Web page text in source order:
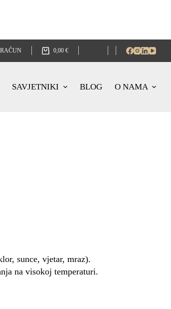
0,00 €
SAVJETNIKI BLOG O NAMA
sunce, vjetar, mraz).
na visokoj temperaturi.